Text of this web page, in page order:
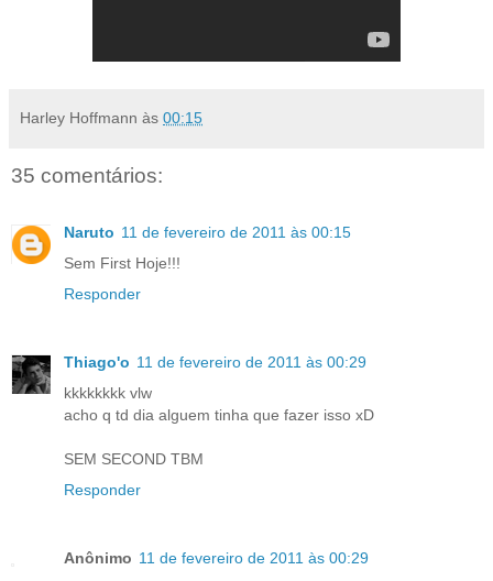
Harley Hoffmann às 00:15
35 comentários:
Naruto 11 de fevereiro de 2011 às 00:15
Sem First Hoje!!!
Responder
Thiago'o 11 de fevereiro de 2011 às 00:29
kkkkkkkk vlw
acho q td dia alguem tinha que fazer isso xD
SEM SECOND TBM
Responder
Anônimo 11 de fevereiro de 2011 às 00:29